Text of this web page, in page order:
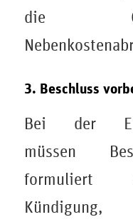
die
3. Beschluss
Bei der
müssen
formuliert
Kündigung,